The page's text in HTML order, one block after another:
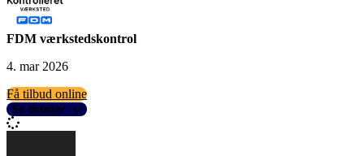
FDM værkstedskontrol
4. mar 2026
Få tilbud online
Se detaljer